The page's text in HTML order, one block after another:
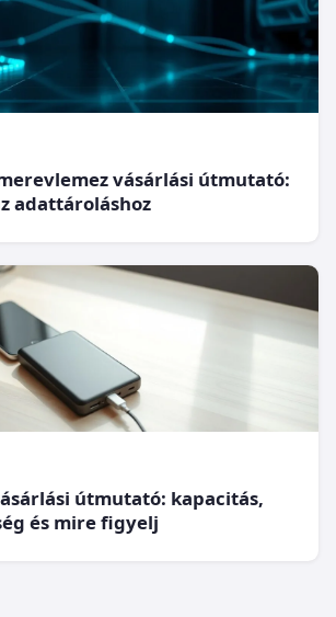
merevlemez vásárlási útmutató:
adattároláshoz
útmutató: kapacitás,
és mire figyelj